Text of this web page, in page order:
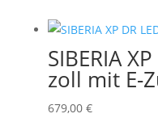
SIBERIA
zoll mit E-
679,00 €